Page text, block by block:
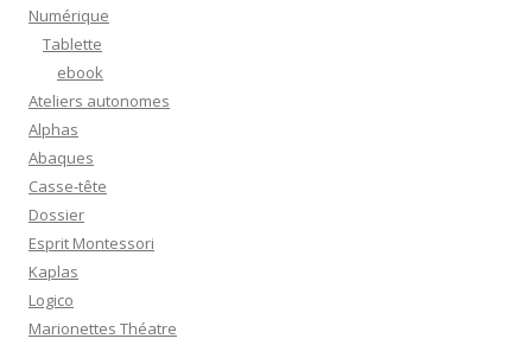
Numérique
Tablette
ebook
Ateliers autonomes
Alphas
Abaques
Casse-tête
Dossier
Esprit Montessori
Kaplas
Logico
Marionettes Théatre